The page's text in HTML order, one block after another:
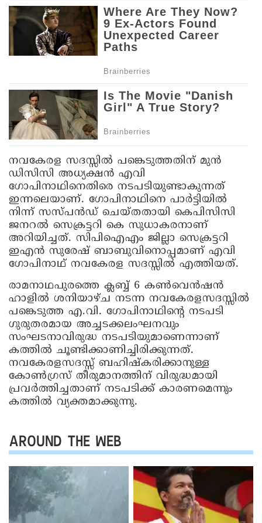
നവകേരള സദസ്സിൽ പങ്കെടുത്തതിന് മുൻ
ഡിസിസി അധ്യക്ഷൻ എവി
ഗോപിനാഥിനെതിരെ നടപടിയുണ്ടാകുന്നത്
ഇന്നലെയാണ്. ഗോപിനാഥിനെ പാർട്ടിയിൽ
നിന്ന് സസ്പൻഡ് ചെയ്തതായി കെപിസിസി
ജനറൽ സെക്രട്ടറി കെ സുധാകരനാണ്
അറിയിച്ചത്. സിപിഐഎം ജില്ലാ സെക്രട്ടറി
ഇഎൻ സുരേഷ് ബാബുവിനൊപ്പമാണ് എവി
ഗോപിനാഥ് നവകേരള സദസ്സിൽ എത്തിയത്.
രാമനാഥപുരത്തെ ക്ലബ്ബ് 6 കൺവെൻഷൻ
ഹാളിൽ ശനിയാഴ്ച നടന്ന നവകേരളസദസ്സിൽ
പങ്കെടുത്ത എ.വി. ഗോപിനാഥിന്റെ നടപടി
ഗുരുതരമായ അച്ചടക്കലംഘനവും
സംഘടനാവിരുദ്ധ നടപടിയുമാണെന്നാണ്
കത്തിൽ ചൂണ്ടിക്കാണിച്ചിരിക്കുന്നത്.
നവകേരളസദസ്സ് ബഹിഷ്‌കരിക്കാനുള്ള
കോൺഗ്രസ് തീരുമാനത്തിന് വിരുദ്ധമായി
പ്രവർത്തിച്ചതാണ് നടപടിക്ക് കാരണമെന്നും
കത്തിൽ വ്യക്തമാക്കുന്നു.
AROUND THE WEB